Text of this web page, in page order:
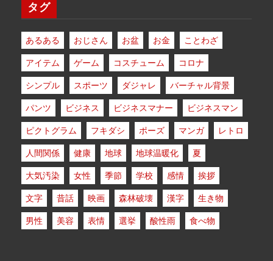
タグ
あるある おじさん お盆 お金
ことわざ
アイテム
ゲーム コスチューム
コロナ
シンプル
スポーツ ダジャレ
バーチャル背景
パンツ
ビジネス ビジネスマナー
ビジネスマン
ピクトグラム
フキダシ ポーズ マンガ
レトロ
人間関係
健康 地球 地球温暖化
夏
大気汚染
女性 季節 学校 感情
挨拶
文字
昔話 映画 森林破壊 漢字
生き物
男性
美容 表情 選挙 酸性雨 食べ物